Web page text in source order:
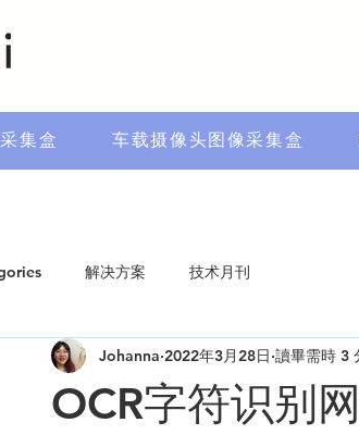
集盒 车载摄像头图像采集盒
解决方案 技术月刊
OCR字符识别
Johanna 2022年3月28日 讀畢需時 3